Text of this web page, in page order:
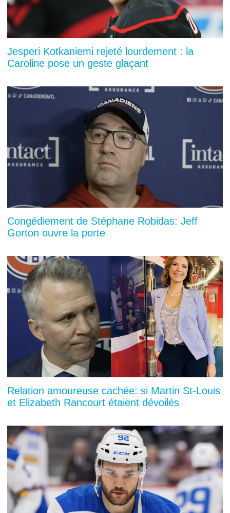
Jesperi Kotkaniemi rejeté lourdement : la
Caroline pose un geste glaçant
Congédiement de Stéphane Robidas: Jeff
Gorton ouvre la porte
Relation amoureuse cachée: si Martin St-Louis
et Elizabeth Rancourt étaient dévoilés